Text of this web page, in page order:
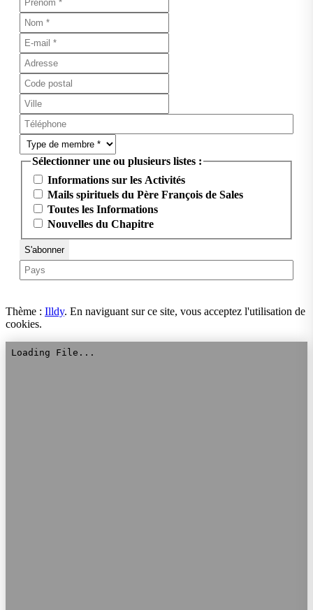
Sélectionner une ou plusieurs listes :
Informations sur les Activités
Mails spirituels du Père François de Sales
Toutes les Informations
Nouvelles du Chapitre
Thème : Illdy. En naviguant sur ce site, vous acceptez l'utilisation de
cookies.